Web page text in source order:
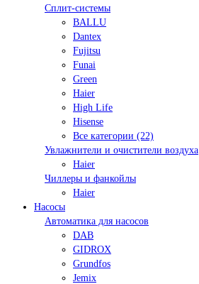
Сплит-системы
BALLU
Dantex
Fujitsu
Funai
Green
Haier
High Life
Hisense
Все категории (22)
Увлажнители и очистители воздуха
Haier
Чиллеры и фанкойлы
Haier
Насосы
Автоматика для насосов
DAB
GIDROX
Grundfos
Jemix